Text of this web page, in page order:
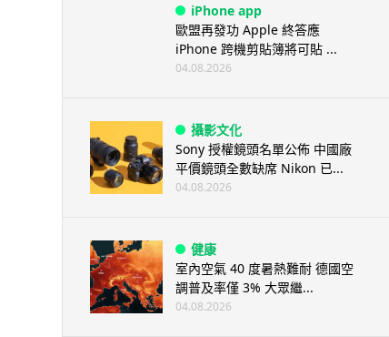
iPhone app
歐盟再發功 Apple 終答應
iPhone 跨機剪貼簿將可貼 ...
04.08.2026
攝影文化
Sony 授權鏡頭名單公佈 中國廠
平價鏡頭全數缺席 Nikon 已...
04.08.2026
健康
室內空氣 40 度暑熱難耐 德國空
調普及率僅 3% 大眾繼...
04.08.2026